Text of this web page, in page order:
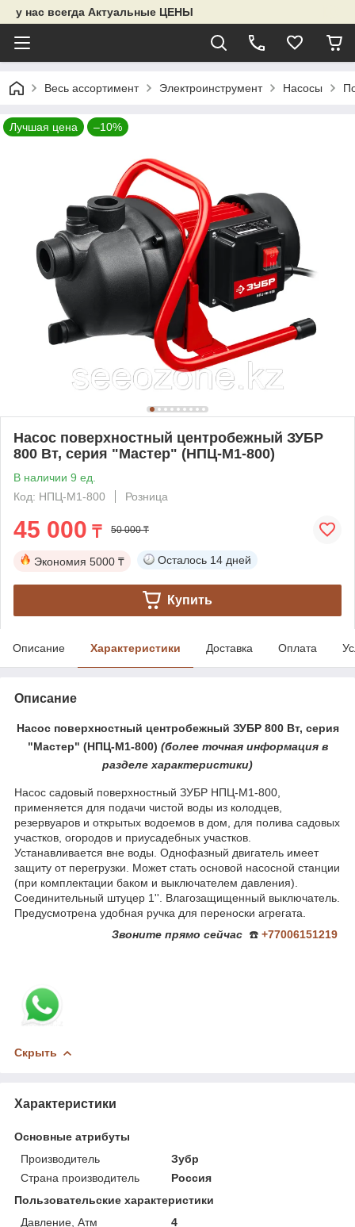
у нас всегда Актуальные ЦЕНЫ
Весь ассортимент Электроинструмент Насосы
Лучшая цена –10%
Насос поверхностный центробежный ЗУБР
800 Вт, серия "Мастер" (НПЦ-М1-800)
В наличии 9 ед.
Код: НПЦ-М1-800
Розница
45 000 ₸ 50 000 ₸
Экономия 5000 ₸ Осталось 14 дней
Купить
Описание Характеристики Доставка Оплата
Описание
Насос поверхностный центробежный ЗУБР 800 Вт, серия
"Мастер" (НПЦ-М1-800) (более точная информация в
разделе характеристики)
Насос садовый поверхностный ЗУБР НПЦ-М1-800,
применяется для подачи чистой воды из колодцев,
резервуаров и открытых водоемов в дом, для полива садовых
участков, огородов и приусадебных участков.
Устанавливается вне воды. Однофазный двигатель имеет
защиту от перегрузки. Может стать основой насосной станции
(при комплектации баком и выключателем давления).
Соединительный штуцер 1''. Влагозащищенный выключатель.
Предусмотрена удобная ручка для переноски агрегата.
Звоните прямо сейчас ☎️ +77006151219
Скрыть
Характеристики
Основные атрибуты
Производитель
Зубр
Страна производитель
Россия
Пользовательские характеристики
Давление, Атм
4